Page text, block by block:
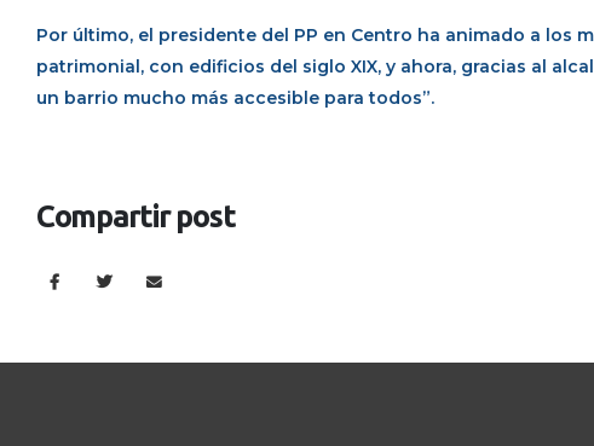
Por último, el presidente del PP en Centro ha animado a los
patrimonial, con edificios del siglo XIX, y ahora, gracias al
un barrio mucho más accesible para todos”.
Compartir post